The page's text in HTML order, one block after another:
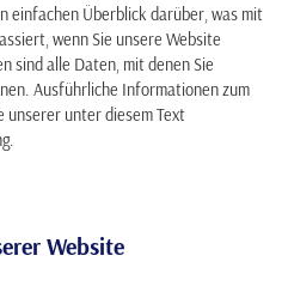
einfachen Überblick darüber, was mit
wenn Sie unsere Website
sind alle Daten, mit denen Sie
Ausführliche Informationen zum
unserer unter diesem Text
Website